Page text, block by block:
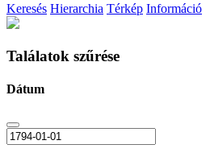
Keresés Hierarchia Térkép Információ
Találatok szűrése
Dátum